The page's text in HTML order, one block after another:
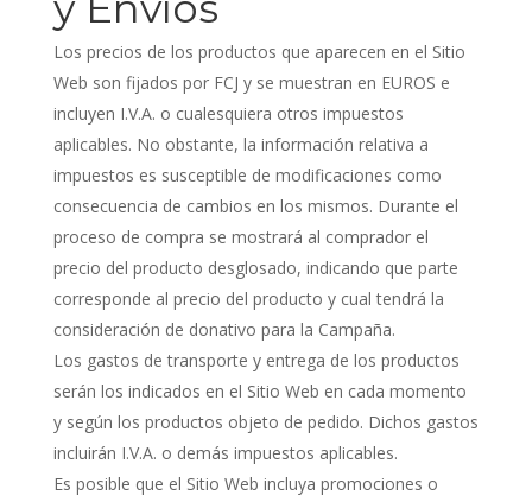
Los precios de los productos que aparecen en el Sitio
Web son fijados por FCJ y se muestran en EUROS e
incluyen I.V.A. o cualesquiera otros impuestos
aplicables. No obstante, la información relativa a
impuestos es susceptible de modificaciones como
consecuencia de cambios en los mismos. Durante el
proceso de compra se mostrará al comprador el
precio del producto desglosado, indicando que parte
corresponde al precio del producto y cual tendrá la
consideración de donativo para la Campaña.
Los gastos de transporte y entrega de los productos
serán los indicados en el Sitio Web en cada momento
y según los productos objeto de pedido. Dichos gastos
incluirán I.V.A. o demás impuestos aplicables.
Es posible que el Sitio Web incluya promociones o